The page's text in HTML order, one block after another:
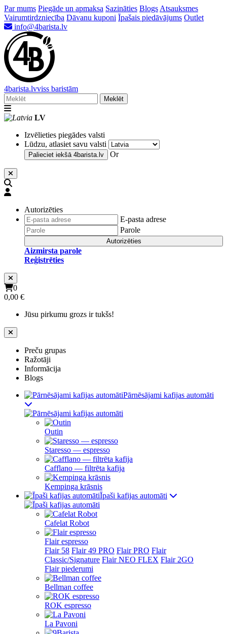
Par mums Piegāde un apmaksa Sazināties Blogs Atsauksmes
Vairumtirdzniecība Dāvanu kuponi Īpašais piedāvājums Outlet
info@4barista.lv
4barista.lvviss baristām
Meklēt
LV
Izvēlieties piegādes valsti
Lūdzu, atlasiet savu valsti
Palieciet iekšā 4barista.lv Or
Autorizēties
E-pasta adrese
Parole
Autorizēties
Aizmirsta parole
Reģistrēties
0
0,00 €
Jūsu pirkumu grozs ir tukšs!
Preču grupas
Ražotāji
Informācija
Blogs
Pārnēsājami kafijas automāti
Outin
Staresso — espresso
Cafflano — filtrēta kafija
Kempinga krāsnis
Īpaši kafijas automāti
Cafelat Robot
Flair espresso
Flair 58 Flair 49 PRO Flair PRO Flair
Classic/Signature Flair NEO FLEX Flair 2GO
Flair piederumi
Bellman coffee
ROK espresso
La Pavoni